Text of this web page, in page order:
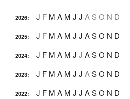
2026: J F M A M J J A S O N D
2025: J F M A M J J ASO N D
2024: J F M A M J J ASO N D
2023: J F M A M J J ASO N D
2022: J F M A M J J ASO N D